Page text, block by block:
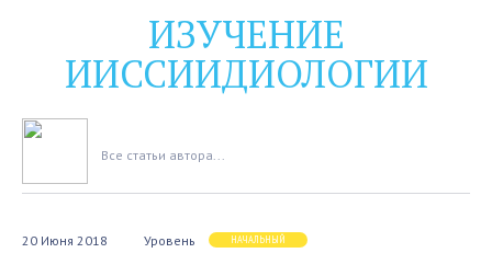
ИЗУЧЕНИЕ
ИИССИИДИОЛОГИИ
Вcе статьи автора...
20 Июня 2018 Уровень НАЧАЛЬНЫЙ